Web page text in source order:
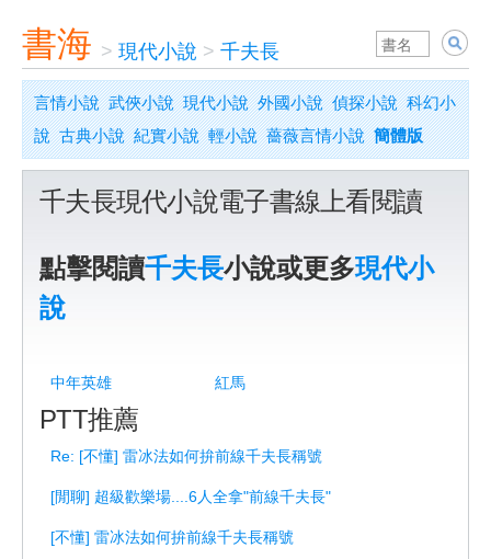
書海 > 現代小說 > 千夫長
言情小說 武俠小說 現代小說 外國小說 偵探小說 科幻小
說 古典小說 紀實小說 輕小說 薔薇言情小說 簡體版
千夫長現代小說電子書線上看閱讀
點擊閱讀千夫長小說或更多現代小
說
中年英雄 紅馬
PTT推薦
Re: [不懂] 雷冰法如何拚前線千夫長稱號
[閒聊] 超級歡樂場....6人全拿"前線千夫長"
[不懂] 雷冰法如何拚前線千夫長稱號